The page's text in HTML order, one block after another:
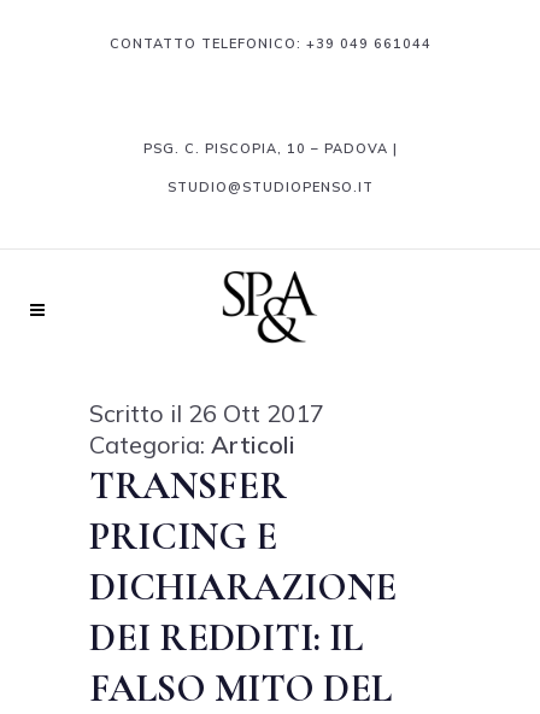
CONTATTO TELEFONICO: +39 049 661044
PSG. C. PISCOPIA, 10 – PADOVA |
STUDIO@STUDIOPENSO.IT
Scritto il 26 Ott 2017
Categoria: Articoli
TRANSFER
PRICING E
DICHIARAZIONE
DEI REDDITI: IL
FALSO MITO DEL